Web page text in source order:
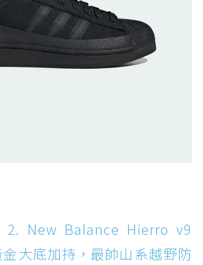
氮氣中底注入，回彈與防滑兼具的
鞋
On Cloudhorizon 2 WP：腳
Missiongrip™ 的防水輕越野鞋
款雨靴登場，經典八孔加上全防
14. SKECHERS BADGER
：一踩即穿懶人神器！搭載固特
水厚底健走鞋
New Balance Hierro v9
金大底加持，最帥山系越野防